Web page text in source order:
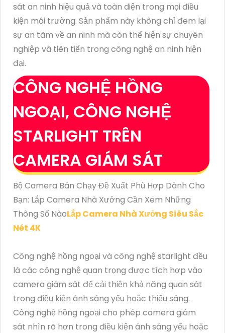
sát an ninh hiệu quả và toàn diện trong mọi điều
kiện môi trường. Sản phẩm này không chỉ đem lại
sự an tâm về an ninh mà còn thể hiện sự chuyên
nghiệp và tiên tiến trong công nghệ an ninh hiện
đại.
CÔNG NGHỆ HỒNG
NGOẠI, CÔNG NGHỆ
STARLIGHT TRÊN
CAMERA GIÁM SÁT
Bộ Camera Bán Chạy Đề Xuất Phù Hợp Dành Cho
Bạn: Lắp Camera Nhà Xưởng Cần Xem Những
Thông Số NàoLắp Camera Nhà Xưởng Siêu Sắc
Nét 4K
Công nghệ hồng ngoại và công nghệ starlight đều
là các công nghệ quan trọng được tích hợp vào
camera giám sát để cải thiện khả năng quan sát
trong điều kiện ánh sáng yếu hoặc thiếu sáng.
Công nghệ hồng ngoại cho phép camera giám
sát nhìn rõ hơn trong điều kiện ánh sáng yếu hoặc